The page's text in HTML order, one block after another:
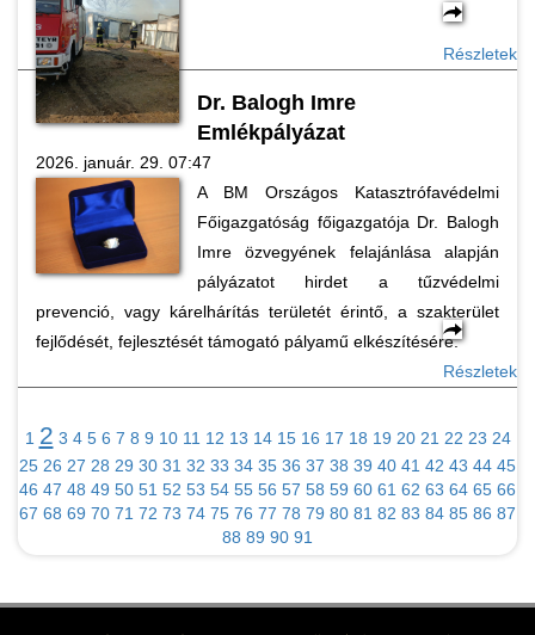
Részletek
Dr. Balogh Imre
Emlékpályázat
2026. január. 29. 07:47
A BM Országos Katasztrófavédelmi
Főigazgatóság főigazgatója Dr. Balogh
Imre özvegyének felajánlása alapján
pályázatot hirdet a tűzvédelmi
prevenció, vagy kárelhárítás területét érintő, a szakterület
fejlődését, fejlesztését támogató pályamű elkészítésére.
Részletek
1 2 3 4 5 6 7 8 9 10 11 12 13 14 15 16 17 18 19 20 21 22 23 24
25 26 27 28 29 30 31 32 33 34 35 36 37 38 39 40 41 42 43 44 45
46 47 48 49 50 51 52 53 54 55 56 57 58 59 60 61 62 63 64 65 66
67 68 69 70 71 72 73 74 75 76 77 78 79 80 81 82 83 84 85 86 87
88 89 90 91